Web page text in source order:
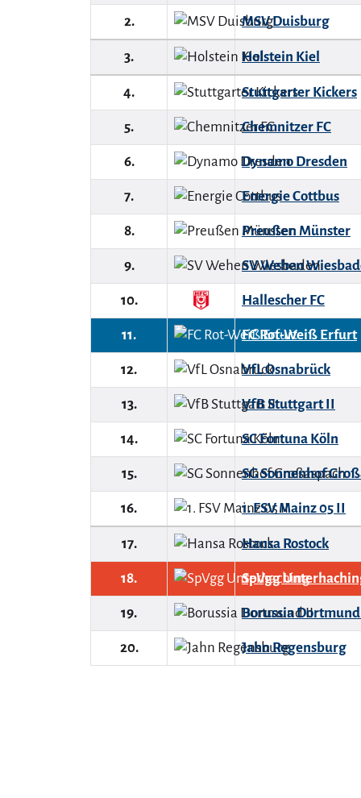
2. MSV Duisburg
3. Holstein Kiel
4. Stuttgarter Kickers
5. Chemnitzer FC
6. Dynamo Dresden
7. Energie Cottbus
8. Preußen Münster
9. SV Wehen
10. Hallescher FC
11. FC Rot-Weiß Erfurt
12. VfL Osnabrück
13. VfB Stuttgart II
14. SC Fortuna Köln
15. SG Sonnenhof
16. 1. FSV Mainz 05 II
17. Hansa Rostock
18. SpVgg
19. Borussia
20. Jahn Regensburg